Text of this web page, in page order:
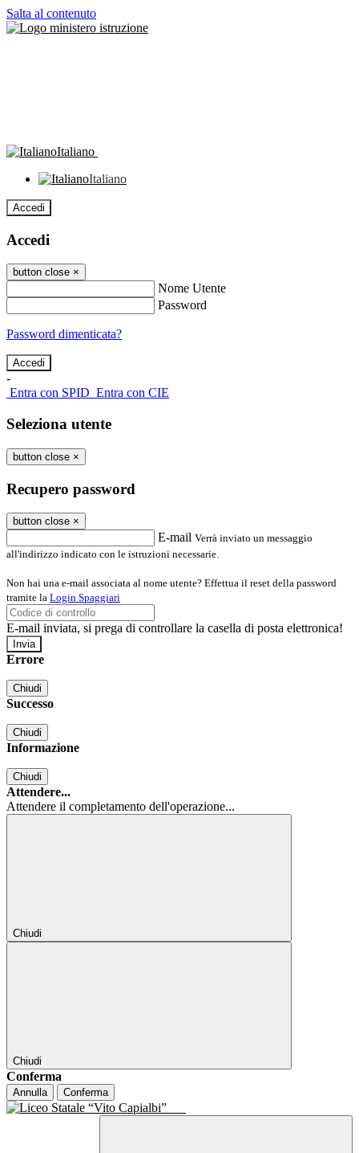
Salta al contenuto
Italiano
Italiano
Accedi
Accedi
button close ×
Nome Utente
Password
Password dimenticata?
-
Entra con SPID Entra con CIE
Seleziona utente
button close ×
Recupero password
button close ×
E-mail Verrà inviato un messaggio
all'indirizzo indicato con le istruzioni necessarie.
Non hai una e-mail associata al nome utente? Effettua il reset della password
tramite la Login Spaggiari
E-mail inviata, si prega di controllare la casella di posta elettronica!
Errore
Chiudi
Successo
Chiudi
Informazione
Chiudi
Attendere...
Attendere il completamento dell'operazione...
Chiudi
Chiudi
Conferma
Annulla Conferma